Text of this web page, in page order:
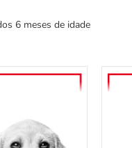
6 meses de idade